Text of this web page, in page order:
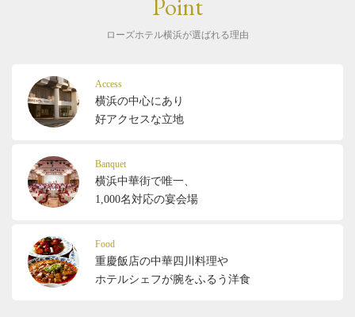
Point
ローズホテル横浜が選ばれる理由
Access
横浜の中心にあり
好アクセスな立地
Banquet
横浜中華街で唯一、
1,000名対応の宴会場
Food
重慶飯店の中華四川料理や
ホテルシェフが腕をふるう洋食